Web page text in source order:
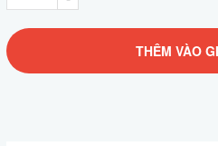
THÊM VÀO